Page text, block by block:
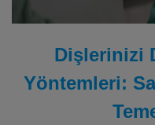
Dişlerinizi
Yöntemleri: